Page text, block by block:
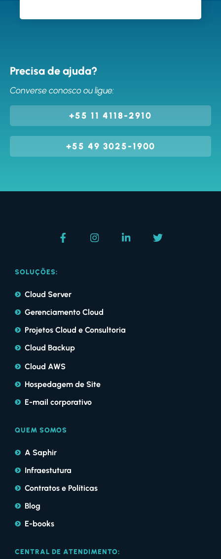
Precisa de ajuda?
Converse conosco ou ligue:
+55 11 4118-2910
+55 49 3025-1900
SOLUÇÕES:
Cloud Server
Gerenciamento Cloud
Projetos Cloud e Consultoria
Cloud Backup
Cloud AWS
Hospedagem de Site
E-mail corporativo
QUEM SOMOS
A Saphir
Infraestutura
Contratos e Políticas
Blog
E-books
CENTRAL DE ATENDIMENTO: